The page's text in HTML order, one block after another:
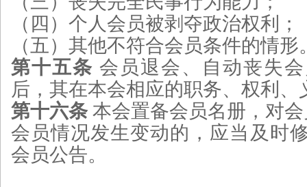
（四）个人会员被剥夺政治权利；
（五）其他不符合会员条件的情形
第十五条 会员退会、自动丧失
后，其在本会相应的职务、权利、
第十六条 本会置备会员名册，对
会员情况发生变动的，应当及时
会员公告。